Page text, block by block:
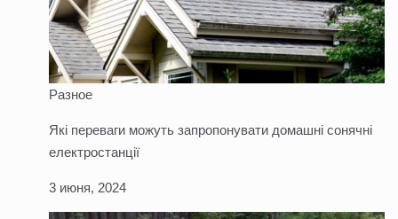
Разное
Які переваги можуть запропонувати домашні сонячні
електростанції
3 июня, 2024